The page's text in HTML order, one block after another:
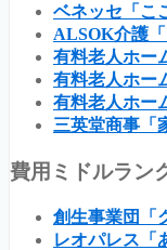
ベネッセ「こ
ALSOK介護「
有料老人ホー
有料老人ホー
有料老人ホー
三英堂商事「
費用ミドルラン
創生事業団「
レオパレス「